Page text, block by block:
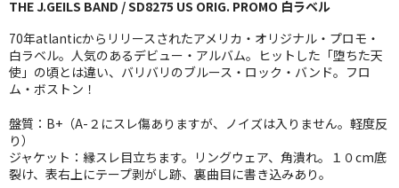
JAZZ-EU
JAZZ-JP
JAZZ-VOCAL
J-POP
ROCK
THE J.GEILS BAND / SD8275 US ORIG. PROMO 白ラベル
70年atlanticからリリースされたアメリカ・オリジナル・プロモ・
白ラベル。人気のあるデビュー・アルバム。ヒットした「堕ちた天
使」の頃とは違い、バリバリのブルース・ロック・バンド。フロ
ム・ボストン！
盤質：B+（A-２にスレ傷ありますが、ノイズは入りません。軽度反
り）
ジャケット：縁スレ目立ちます。リングウェア、角潰れ。１０cm底
裂け、表右上にテープ剥がし跡、裏曲目に書き込みあり。